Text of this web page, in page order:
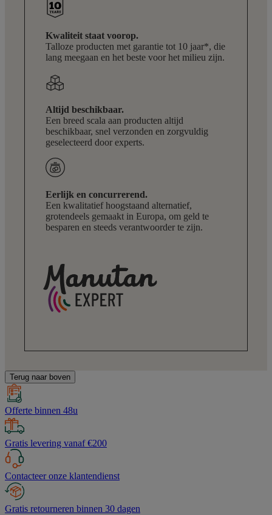
Kwaliteit staat voorop.
Talloze producten met garantie tot 10 jaar*, die
lang meegaan en het beste voor het milieu zijn.
Altijd beschikbaar.
Een breed scala aan producten altijd
beschikbaar, snel verzonden en zorgvuldig
geselecteerd door experts.
Eerlijk en concurrerend.
Een kwalitatief hoogstaand alternatief,
grotendeels gemaakt in Europa, om geld te
besparen en steeds verantwoorder te zijn.
Terug naar boven
Offerte binnen 48u
Gratis levering vanaf €200
Contacteer onze klantendienst
Gratis retourneren binnen 30 dagen